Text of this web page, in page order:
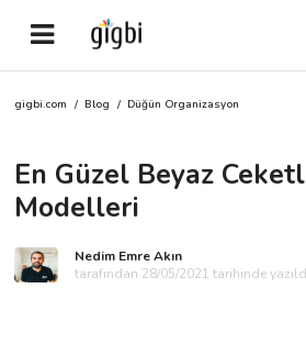
Anasayfa
Giriş Yap
Kategoriler
gigbi.com / Blog / Düğün Organizasyon
En Güzel Beyaz
Modelleri
Nedim Emre Akın
tarafından 28/05/2021 tarihinde